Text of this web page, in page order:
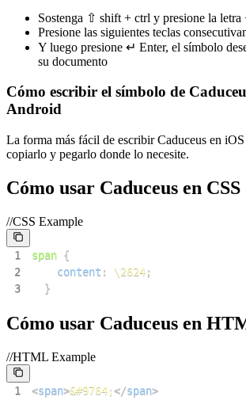
Sostenga ⇧ shift + ctrl y presione la letra
Presione las siguientes teclas
Y luego presione ↵ Enter, el símbolo
su documento
Cómo escribir el símbolo de
Android
La forma más fácil de escribir Caduceus en
copiarlo y pegarlo donde lo necesite.
Cómo usar Caduceus en CSS
//CSS Example
1 span {
2
content : \2624;
3
}
Cómo usar Caduceus en
//HTML Example
1 <span>&#9764;</span>